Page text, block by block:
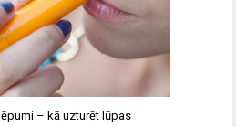
– kā uzturēt lūpas